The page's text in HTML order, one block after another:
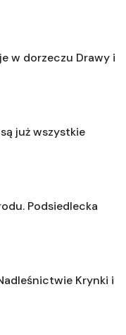
w dorzeczu Drawy i
już wszystkie
Podsiedlecka
Krynki i